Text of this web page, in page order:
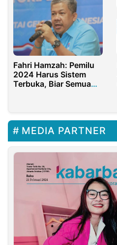
Fahri Hamzah: Pemilu
2024 Harus Sistem
Terbuka, Biar Semua
MEDIA PARTNER